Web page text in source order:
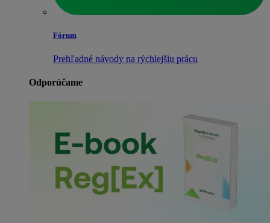
Fórum
Prehľadné návody na rýchlejšiu prácu
Odporúčame